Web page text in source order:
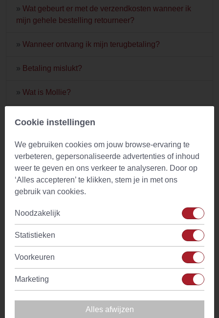
» Wat gebeurt er met de verzendkosten wanneer ik
mijn gehele bestelling retourneer?
» Wanneer ontvang ik mijn terugbetaling?
» Betaling mislukt?
» Wat is Mollie?
» Waarom heb ik nog geen e-mail met een
bestelbevestiging ontvangen?
» Waar kan ik mijn factuur vinden?
annuleren?
Wil je een bestelling ontbinden? Zoek je bestelling op via je
ordernummer en activeer de herroepingsknop.
Cookie instellingen
We gebruiken cookies om jouw browse-ervaring te
verbeteren, gepersonaliseerde advertenties of inhoud
weer te geven en ons verkeer te analyseren. Door op
‘Alles accepteren’ te klikken, stem je in met ons
gebruik van cookies.
Noodzakelijk
Statistieken
Voorkeuren
Marketing
Alles afwijzen